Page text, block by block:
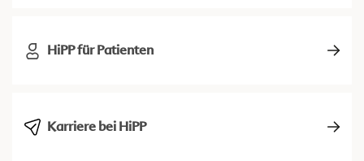
HiPP für Patienten
Karriere bei HiPP